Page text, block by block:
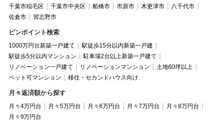
千葉市稲毛区
千葉市中央区 船橋市 市原市 木更津市
八千代市
佐倉市
習志野市
ピンポイント検索
1000万円台新築一戸建て
駅徒歩15分以内新築一戸建
駅徒歩5分以内マンション
駐車場2台以上新築一戸建て
リノベーション一戸建て
リノベーションマンション
土地60坪以上
ペット可マンション
移住・セカンドハウス向け
月々返済額から探す
月々4万円台 月々5万円台 月々6万円台 月々7万円台
月々8万円台
月々9万円台